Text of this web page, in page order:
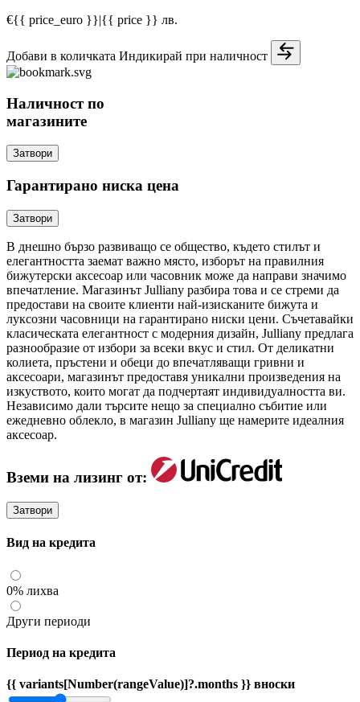
€{{ price_euro }}|{{ price }} лв.
Добави в количката Индикирай при наличност
Наличност по
магазините
Затвори
Гарантирано ниска цена
Затвори
В днешно бързо развиващо се общество, където стилът и
елегантността заемат важно място, изборът на правилния
бижутерски аксесоар или часовник може да направи значимо
впечатление. Магазинът Julliany разбира това и се стреми да
предостави на своите клиенти най-изисканите бижута и
луксозни часовници на гарантирано ниски цени. Съчетавайки
класическата елегантност с модерния дизайн, Julliany предлага
разнообразие от избори за всеки вкус и стил. От деликатни
колиета, пръстени и обеци до впечатляващи гривни и
аксесоари, магазинът предоставя уникални произведения на
изкуството, които могат да подчертаят индивидуалността ви.
Независимо дали търсите нещо за специално събитие или
ежедневно облекло, в магазин Julliany ще намерите идеалния
аксесоар.
Вземи на лизинг от:
Затвори
Вид на кредита
0% лихва
Други периоди
Период на кредита
{{ variants[Number(rangeValue)]?.months }} вноски